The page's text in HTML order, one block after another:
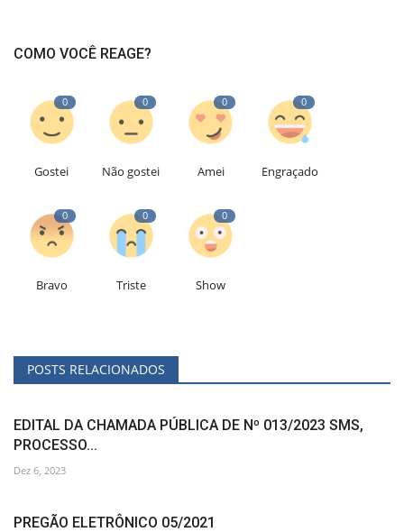
COMO VOCÊ REAGE?
0
Gostei
0
Não gostei
0
Amei
0
Engraçado
0
Bravo
0
Triste
0
Show
POSTS RELACIONADOS
EDITAL DA CHAMADA PÚBLICA DE Nº 013/2023 SMS,
PROCESSO...
Dez 6, 2023
PREGÃO ELETRÔNICO 05/2021